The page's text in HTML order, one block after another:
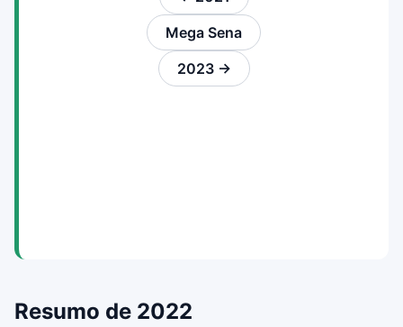
Mega Sena
2023 →
Resumo de 2022